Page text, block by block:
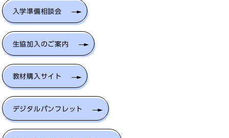
入学準備相談会
生協加入のご案内
教材購入サイト
デジタルパンフレット